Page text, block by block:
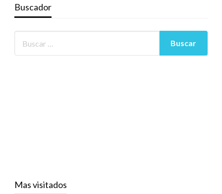
Buscador
Mas visitados